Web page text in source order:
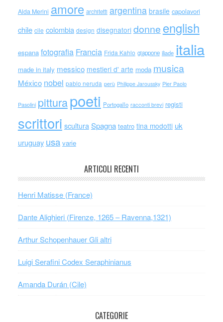
Alda Merini amore architetti argentina brasile capolavori
chile cile colombia design disegnatori donne english
espana fotografia Francia Frida Kahlo giappone iliade italia
made in italy messico mestieri d' arte moda musica
México nobel pablo neruda perù Philippe Jaroussky Pier Paolo
Pasolini pitturapoeti Portogallo racconti brevi registi
scrittori scultura Spagna teatro tina modotti uk
uruguay usa varie
ARTICOLI RECENTI
Henri Matisse (France)
Dante Alighieri (Firenze, 1265 – Ravenna,1321)
Arthur Schopenhauer Gli altri
Luigi Serafini Codex Seraphinianus
Amanda Durán (Cile)
CATEGORIE